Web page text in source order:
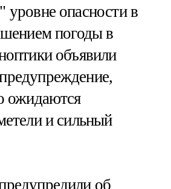
уровне опасности в
погоды в
объявили
ожидаются
и сильный
об